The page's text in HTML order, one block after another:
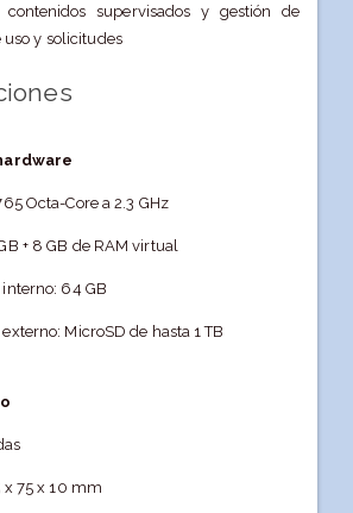
contenidos supervisados y gestión de
uso y solicitudes
Octa-Core a 2.3 GHz
+ 8 GB de RAM virtual
64 GB
MicroSD de hasta 1 TB
x 75 x 10 mm